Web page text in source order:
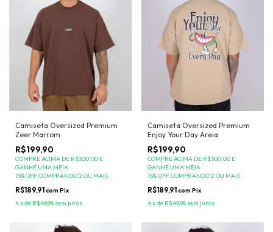
Camiseta Oversized Premium
Zeer Marrom
R$199,90
COMPRE ACIMA DE R$300,00 E
GANHE UMA MEIA
15% OFF COMPRANDO 2 OU MAIS
R$189,91com Pix
4xde R$49,98 sem juros
Camiseta Oversized Premium
Enjoy Your Day Areia
R$199,90
COMPRE ACIMA DE R$300,00 E
GANHE UMA MEIA
15% OFF COMPRANDO 2 OU MAIS
R$189,91com Pix
4xde R$49,98 sem juros